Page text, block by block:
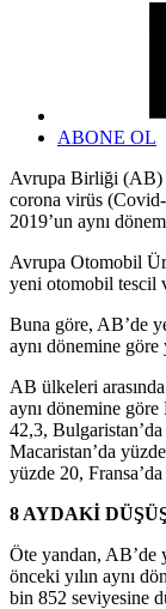
ABONE OL
Avrupa Birliği (AB)
corona virüs
2019’un aynı
Avrupa Otomobil
yeni otomobil tescil
Buna göre, AB’de
aynı dönemine
AB ülkeleri arasında
aynı dönemine
42,3,
Macaristan’da
yüzde 20,
8 AYDAKİ
Öte yandan, AB’de
önceki yılın aynı
bin 852 seviyesine